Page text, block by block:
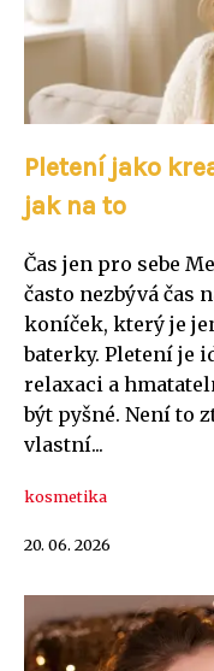
Pletení jako
jak na to
Čas jen pro sebe
často nezbývá čas
koníček, který je
baterky. Pletení je
relaxaci a
být pyšné. Není to
vlastní...
kosmetika
20. 06. 2026